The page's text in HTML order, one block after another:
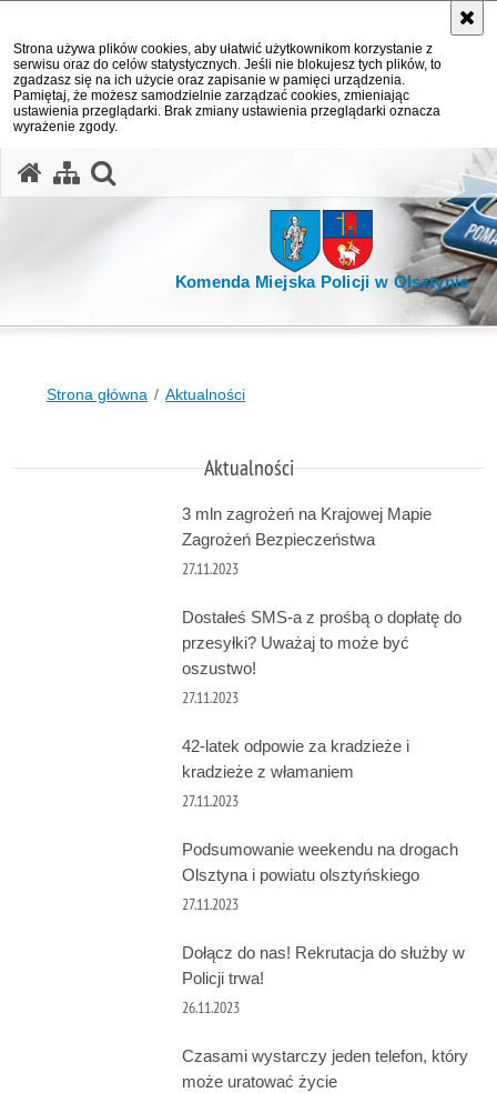
Strona używa plików cookies, aby ułatwić użytkownikom korzystanie z
serwisu oraz do celów statystycznych. Jeśli nie blokujesz tych plików, to
zgadzasz się na ich użycie oraz zapisanie w pamięci urządzenia.
Pamiętaj, że możesz samodzielnie zarządzać cookies, zmieniając
ustawienia przeglądarki. Brak zmiany ustawienia przeglądarki oznacza
wyrażenie zgody.
Komenda Miejska Policji w Olsztynie
Strona główna Aktualności
Aktualności
3 mln zagrożeń na Krajowej Mapie
Zagrożeń Bezpieczeństwa
27.11.2023
Dostałeś SMS-a z prośbą o dopłatę do
przesyłki? Uważaj to może być
oszustwo!
27.11.2023
42-latek odpowie za kradzieże i
kradzieże z włamaniem
27.11.2023
Podsumowanie weekendu na drogach
Olsztyna i powiatu olsztyńskiego
27.11.2023
Dołącz do nas! Rekrutacja do służby w
Policji trwa!
26.11.2023
Czasami wystarczy jeden telefon, który
może uratować życie